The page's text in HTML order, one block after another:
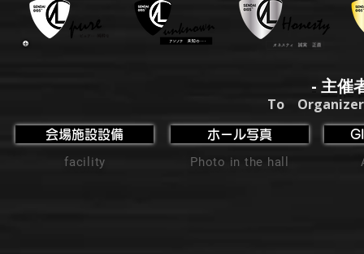
- 主催
To
会場施設設備
facility
ホール写真
Photo in the hall